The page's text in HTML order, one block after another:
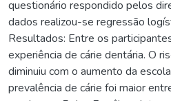
questionário respondido pelos
dados realizou-se regressão
Resultados: Entre os
experiência de cárie dentária. O
diminuiu com o aumento da
prevalência de cárie foi maior